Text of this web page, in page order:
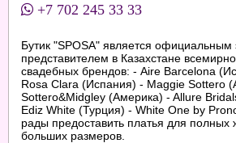
+7 702 245 33 33
Бутик "SPOSA" является официальным
представителем в Казахстане
свадебных брендов: - Aire Barcelona
Rosa Clara (Испания) - Maggie Sottero
Sottero&Midgley (Америка) - Allure
Ediz White (Турция) - White One by
рады предоставить платья для полных
больших размеров.